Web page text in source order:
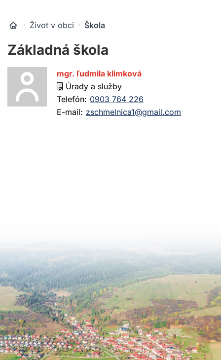
Život v obci Škola
Základná škola
mgr. ľudmila klimková
Úrady a služby
Telefón: 0903 764 226
E-mail: zschmelnica1@gmail.com